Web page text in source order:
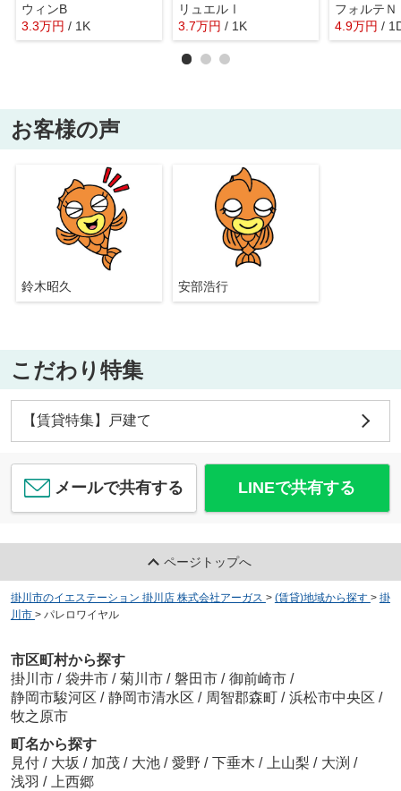
ウィンB
3.3万円 / 1K
リュエルⅠ
3.7万円 / 1K
フォルテＮ
4.9万円 /
お客様の声
鈴木昭久 安部浩行
こだわり特集
【賃貸特集】戸建て
メールで共有する LINEで共有する
ページトップへ
掛川市のイエステーション 掛川店 株式会社アーガス > (賃貸)地域から探す > 掛
川市 > パレロワイヤル
市区町村から探す
掛川市 / 袋井市 / 菊川市 / 磐田市 / 御前崎市 /
静岡市駿河区 / 静岡市清水区 / 周智郡森町 / 浜松市中央区 /
牧之原市
町名から探す
見付 / 大坂 / 加茂 / 大池 / 愛野 / 下垂木 / 上山梨 / 大渕 /
浅羽 /
上西郷